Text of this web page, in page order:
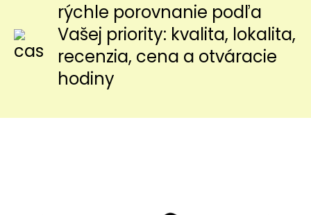
rýchle porovnanie podľa
Vašej priority: kvalita, lokalita,
recenzia, cena a otváracie
hodiny